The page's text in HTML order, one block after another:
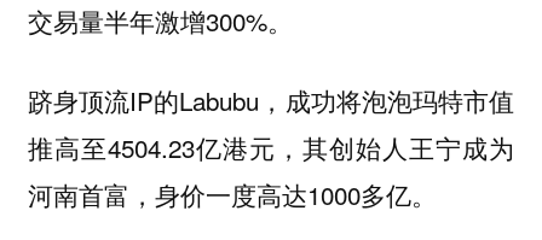
交易量半年激增300%。
跻身顶流IP的Labubu，成功将泡泡玛特市值
推高至4504.23亿港元，其创始人王宁成为
河南首富，身价一度高达1000多亿。